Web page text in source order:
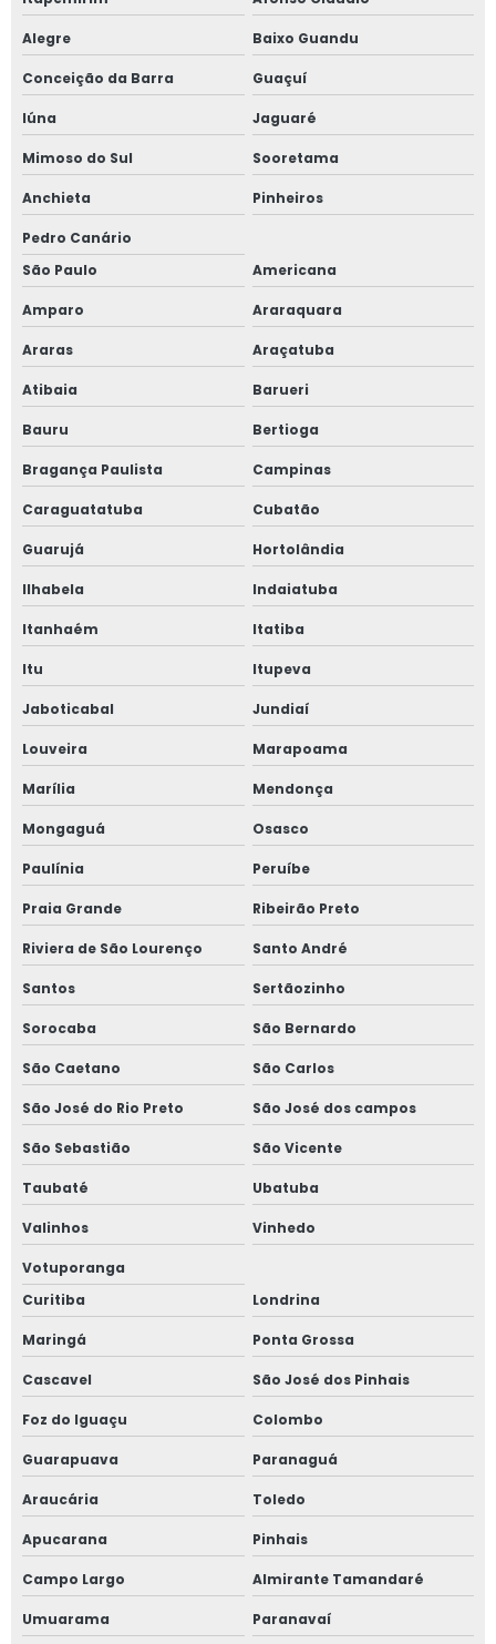
Alegre Baixo Guandu
Conceição da Barra Guaçuí
Iúna Jaguaré
Mimoso do Sul Sooretama
Anchieta Pinheiros
Pedro Canário
São Paulo
Americana
Amparo Araraquara
Araras Araçatuba
Atibaia Barueri
Bauru Bertioga
Bragança Paulista Campinas
Caraguatatuba Cubatão
Guarujá Hortolândia
Ilhabela Indaiatuba
Itanhaém Itatiba
Itu Itupeva
Jaboticabal Jundiaí
Louveira Marapoama
Marília Mendonça
Mongaguá Osasco
Paulínia Peruíbe
Praia Grande Ribeirão Preto
Riviera de São Lourenço Santo André
Santos Sertãozinho
Sorocaba São Bernardo
São Caetano São Carlos
São José do Rio Preto São José dos campos
São Sebastião São Vicente
Taubaté Ubatuba
Valinhos Vinhedo
Votuporanga
Curitiba
Londrina
Maringá Ponta Grossa
Cascavel São José dos Pinhais
Foz do Iguaçu Colombo
Guarapuava Paranaguá
Araucária Toledo
Apucarana Pinhais
Campo Largo Almirante Tamandaré
Umuarama Paranavaí